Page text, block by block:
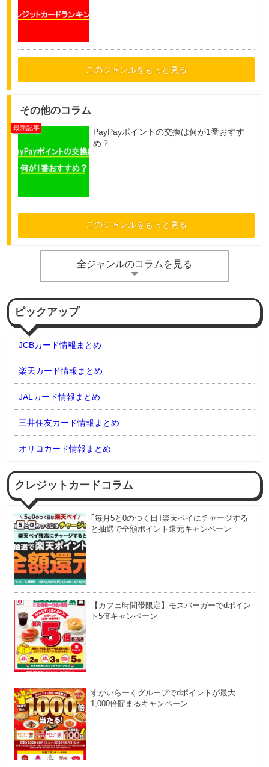
このジャンルをもっと見る
その他のコラム
PayPayポイントの交換は何が1番おすす
め？
このジャンルをもっと見る
全ジャンルのコラムを見る
ピックアップ
JCBカード情報まとめ
楽天カード情報まとめ
JALカード情報まとめ
三井住友カード情報まとめ
オリコカード情報まとめ
クレジットカードコラム
｢毎月5と0のつく日｣楽天ペイにチャージする
と抽選で全額ポイント還元キャンペーン
【カフェ時間帯限定】モスバーガーでdポイン
ト5倍キャンペーン
すかいらーくグループでdポイントが最大
1,000倍貯まるキャンペーン